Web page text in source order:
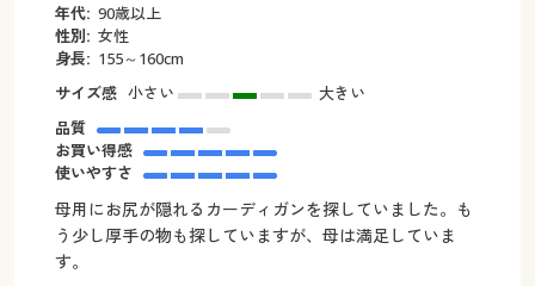
年代: 90歳以上
性別: 女性
身長: 155～160cm
サイズ感 小さい
大きい
品質
お買い得感
使いやすさ
母用にお尻が隠れるカーディガンを探していました。も
う少し厚手の物も探していますが、母は満足していま
す。